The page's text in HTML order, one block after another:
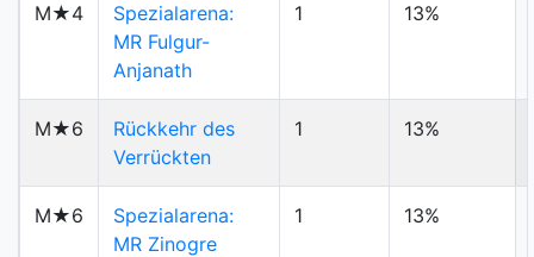
M★4
Spezialarena:
MR Fulgur-
Anjanath
1 13%
M★6
Rückkehr des
Verrückten
1 13%
M★6
Spezialarena:
MR Zinogre
1 13%